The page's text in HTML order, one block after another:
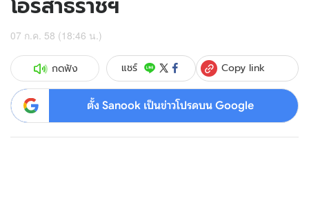
07 ก.ค. 58 (18:46 น.)
กดฟัง แชร์ Copy link
ตั้ง Sanook เป็นข่าวโปรดบน Google